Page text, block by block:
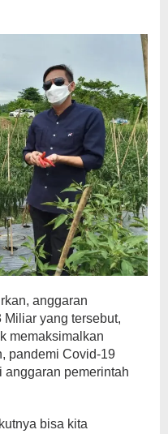
anggaran
yang tersebut,
memaksimalkan
pandemi Covid-19
anggaran pemerintah
bisa kita